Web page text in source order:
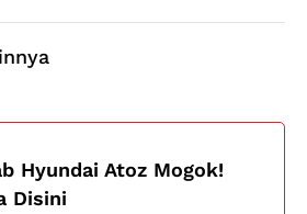
Hyundai Atoz Mogok!
Disini